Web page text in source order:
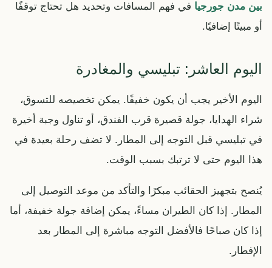
بين مدن جورجيا في فهم المسافات وتحديد هل تحتاج توقفًا
أو مبيتًا إضافيًا.
اليوم العاشر: تبليسي والمغادرة
اليوم الأخير يجب أن يكون خفيفًا. يمكن تخصيصه للتسوق،
شراء الهدايا، جولة قصيرة قرب الفندق، أو تناول وجبة أخيرة
في تبليسي قبل التوجه إلى المطار. لا تضف رحلة بعيدة في
هذا اليوم حتى لا ترتبك بسبب الوقت.
يُنصح بتجهيز الحقائب مبكرًا والتأكد من موعد التوصيل إلى
المطار. إذا كان الطيران مساءً، يمكن إضافة جولة خفيفة، أما
إذا كان صباحًا فالأفضل التوجه مباشرة إلى المطار بعد
الإفطار.